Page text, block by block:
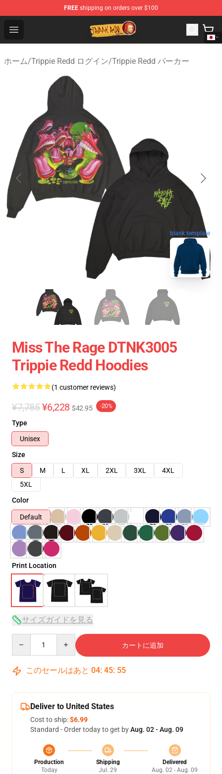
FREE shipping on orders over $100
Open menu
Trippie Redd Store - Official Trippie Redd Merchandise
ホーム/Trippie Redd ログイン/Trippie Redd パーカー
blank template
Miss The Rage DTNK3005
Trippie Redd Hoodies
(1 customer reviews)
¥7,785 ¥6,228 $42.95 -20%
Type
Unisex
Size
S
M L XL 2XL 3XL
4XL
5XL
Color
Default
Print Location
サイズガイドを見る
カートに追加
このセールはあと 04: 45: 54
Deliver to United States
Cost to ship:$6.99
Standard - Order today to get byAug. 02 - Aug. 09
Production
Today
Shipping
Jul. 29
Delivered
Aug. 02 - Aug. 09